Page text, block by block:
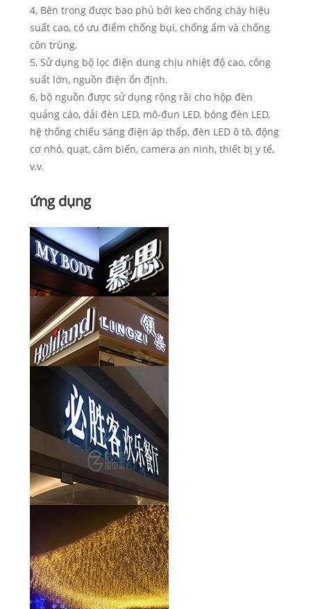
4, Bên trong được bao phủ bởi keo chống cháy hiệu
suất cao, có ưu điểm chống bụi, chống ẩm và chống
côn trùng.
5, Sử dụng bộ lọc điện dung chịu nhiệt độ cao, công
suất lớn, nguồn điện ổn định.
6, bộ nguồn được sử dụng rộng rãi cho hộp đèn
quảng cáo, dải đèn LED, mô-đun LED, bóng đèn LED,
hệ thống chiếu sáng điện áp thấp, đèn LED ô tô, động
cơ nhỏ, quạt, cảm biến, camera an ninh, thiết bị y tế,
v.v.
ứng dụng